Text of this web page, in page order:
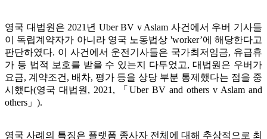
영국 대법원은 2021년 Uber BV v Aslam 사건에서 우버 기사들
이 독립계약자가 아니라 영국 노동법상 'worker’에 해당한다고
판단하였다. 이 사건에서 운전기사들은 국가최저임금, 유급휴
가 등 법적 보호를 받을 수 있는지 다투었고, 대법원은 우버가
요금, 계약조건, 배차, 평가 등을 상당 부분 통제했다는 점을 중
시했다(영국 대법원, 2021, 「Uber BV and others v Aslam and
others」).
영국 사례의 특징은 플랫폼 종사자 전체에 대해 추상적으로 최